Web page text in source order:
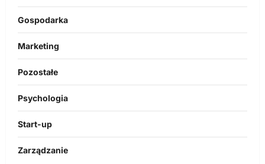
Gospodarka
Marketing
Pozostałe
Psychologia
Start-up
Zarządzanie